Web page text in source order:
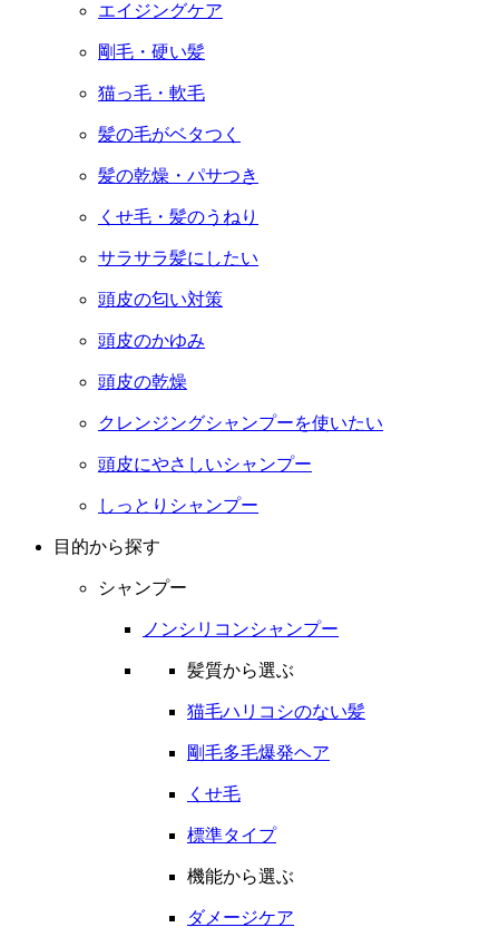
エイジングケア
剛毛・硬い髪
猫っ毛・軟毛
髪の毛がベタつく
髪の乾燥・パサつき
くせ毛・髪のうねり
サラサラ髪にしたい
頭皮の匂い対策
頭皮のかゆみ
頭皮の乾燥
クレンジングシャンプーを使いたい
頭皮にやさしいシャンプー
しっとりシャンプー
目的から探す
シャンプー
ノンシリコンシャンプー
髪質から選ぶ
猫毛ハリコシのない髪
剛毛多毛爆発ヘア
くせ毛
標準タイプ
機能から選ぶ
ダメージケア